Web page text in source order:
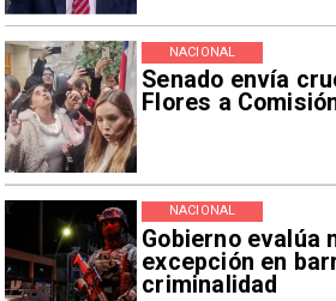
Senado envía
Flores a
NACIONAL
Gobierno evalúa
excepción en
criminalidad
NACIONAL